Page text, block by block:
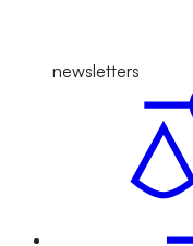
newsletters